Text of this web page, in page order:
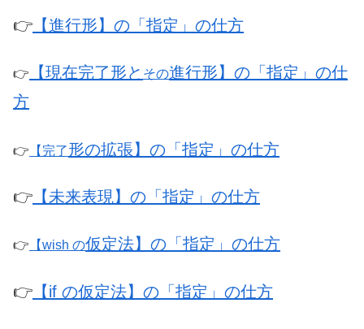
👉 【進行形】の「指定」の仕方
👉 【現在完了形と その進行形】の「指定」の仕
方
👉 【完了形の拡張】の「指定」の仕方
👉 【未来表現】の「指定」の仕方
👉 【wish の仮定法】の「指定」の仕方
👉 【if の仮定法】の「指定」の仕方